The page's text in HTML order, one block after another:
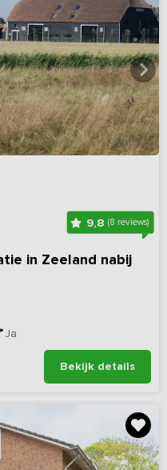
9,8(8 reviews)
in Zeeland nabij
Ja
Bekijk details